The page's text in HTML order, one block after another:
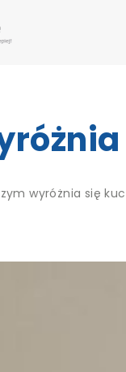
wyróżnia się